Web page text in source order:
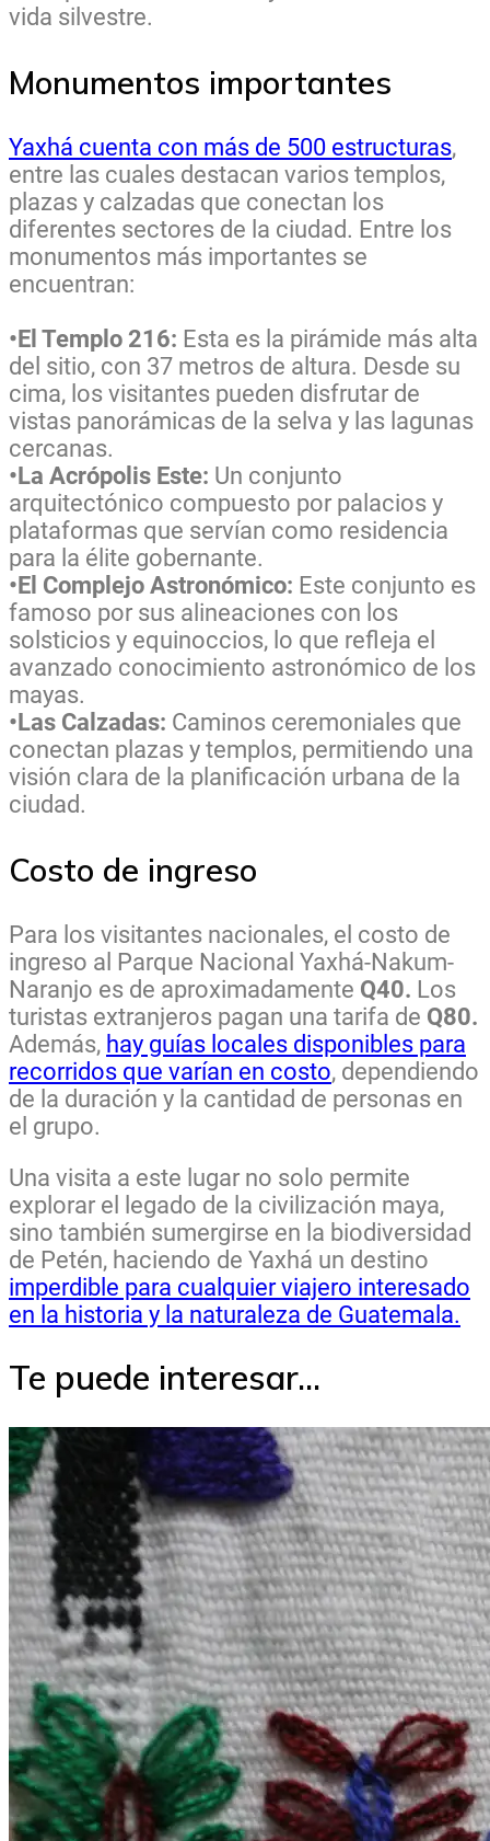
vida silvestre.
Monumentos importantes
Yaxhá cuenta con más de 500 estructuras,
entre las cuales destacan varios templos,
plazas y calzadas que conectan los
diferentes sectores de la ciudad. Entre los
monumentos más importantes se
encuentran:
•El Templo 216: Esta es la pirámide más alta
del sitio, con 37 metros de altura. Desde su
cima, los visitantes pueden disfrutar de
vistas panorámicas de la selva y las lagunas
cercanas.
•La Acrópolis Este: Un conjunto
arquitectónico compuesto por palacios y
plataformas que servían como residencia
para la élite gobernante.
•El Complejo Astronómico: Este conjunto es
famoso por sus alineaciones con los
solsticios y equinoccios, lo que refleja el
avanzado conocimiento astronómico de los
mayas.
•Las Calzadas: Caminos ceremoniales que
conectan plazas y templos, permitiendo una
visión clara de la planificación urbana de la
ciudad.
Costo de ingreso
Para los visitantes nacionales, el costo de
ingreso al Parque Nacional Yaxhá-Nakum-
Naranjo es de aproximadamente Q40. Los
turistas extranjeros pagan una tarifa de Q80.
Además, hay guías locales disponibles para
recorridos que varían en costo, dependiendo
de la duración y la cantidad de personas en
el grupo.
Una visita a este lugar no solo permite
explorar el legado de la civilización maya,
sino también sumergirse en la biodiversidad
de Petén, haciendo de Yaxhá un destino
imperdible para cualquier viajero interesado
en la historia y la naturaleza de Guatemala.
Te puede interesar...